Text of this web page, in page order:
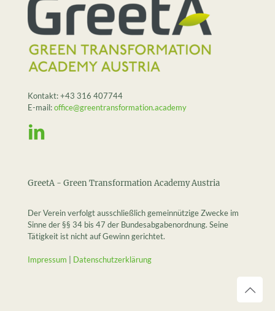
Kontakt:+43 316 407744
E-mail:office@greentransformation.academy
GreetA - Green Transformation Academy Austria
Der Verein verfolgt ausschließlich gemeinnützige Zwecke im
Sinne der §§ 34 bis 47 der Bundesabgabenordnung. Seine
Tätigkeit ist nicht auf Gewinn gerichtet.
Impressum Datenschutzerklärung